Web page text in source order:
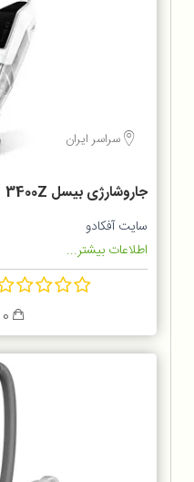
سراسر ایران
جاروشارژی بیسل 3400Z
سایت آفکادو
اطلاعات بیشتر...